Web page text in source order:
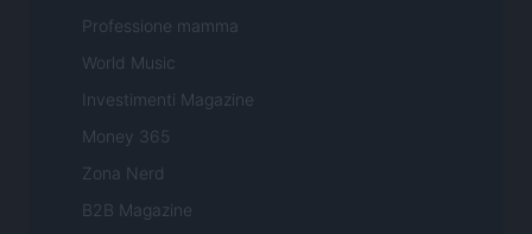
Professione mamma
World Music
Investimenti Magazine
Money 365
Zona Nerd
B2B Magazine